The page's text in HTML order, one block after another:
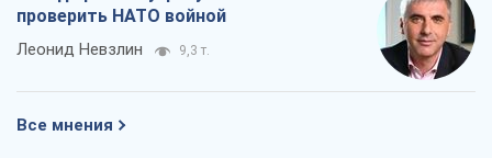
проверить НАТО войной
Леонид Невзлин 9,3 т.
Все мнения